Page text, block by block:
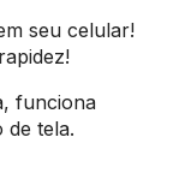
seu celular!
funciona
de tela.